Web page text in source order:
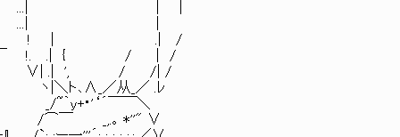
| | li≡ |:. | ...| | |
88］|:. | ...| |
| |:. | ! | .| /
￣￣ !. .| { / | /
/ /| /
从_／ .ﾚ
y+･'‘´￣￣＼
*''" ∨